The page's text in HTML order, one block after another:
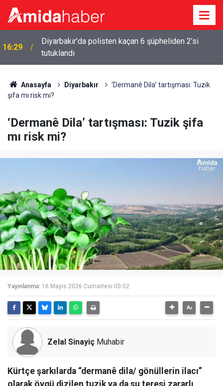
16:09 Amedspor’un Diyarbakır’a dönüş tarihi belli oldu
Anasayfa Diyarbakır
‘Dermanê Dila’ tartışması: Tuzik
şifa mı risk mi?
‘Dermanê Dila’ tartışması: Tuzik şifa
mı risk mi?
Yayınlanma: 16 Mayıs 2026 Cumartesi 00:02
Zelal Sinayiç Muhabir
Kürtçe şarkılarda “dermanê dila/ gönüllerin ilacı”
olarak övgü dizilen tuzik ya da su teresi zararlı